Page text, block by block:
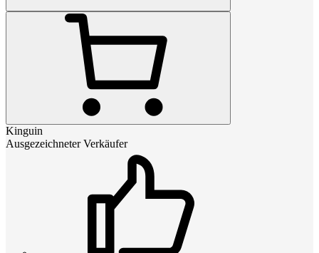
Kinguin
Ausgezeichneter Verkäufer